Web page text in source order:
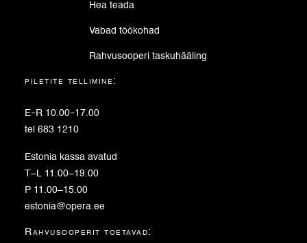
Hea teada
Vabad töökohad
Rahvusooperi taskuhääling
piletite tellimine:
E–R 10.00–17.00
tel 683 1210
Estonia kassa avatud
T–L 11.00–19.00
P 11.00–15.00
estonia@opera.ee
Rahvusooperit toetavad: